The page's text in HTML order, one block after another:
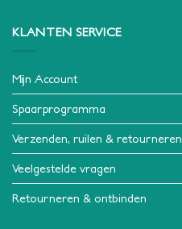
KLANTEN SERVICE
Mijn Account
Spaarprogramma
Verzenden, ruilen & retourneren
Veelgestelde vragen
Retourneren & ontbinden